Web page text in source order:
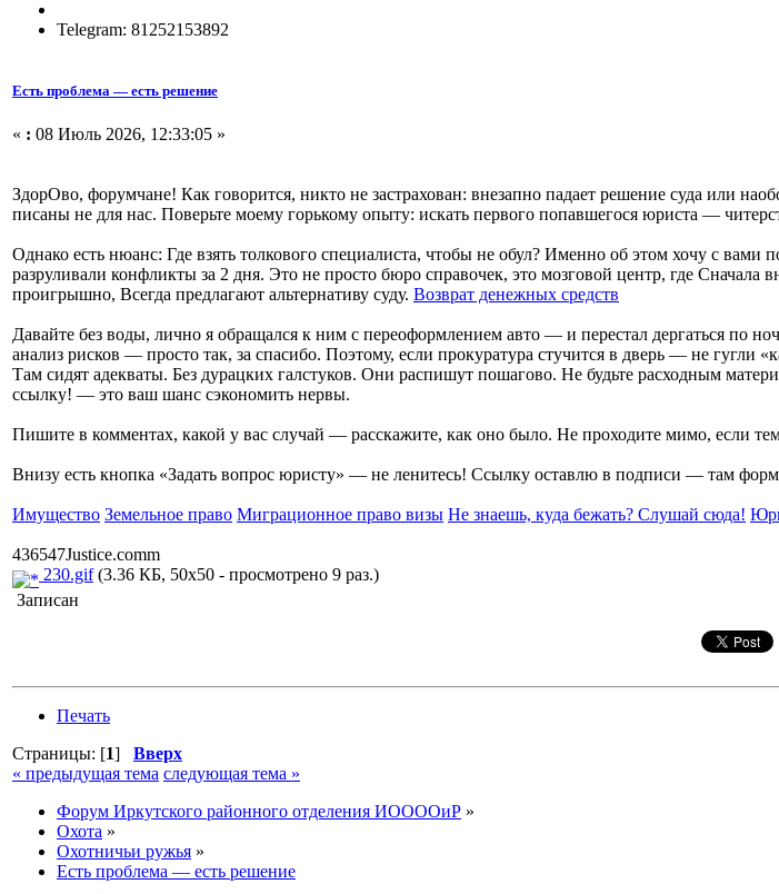
Telegram: 81252153892
Есть проблема — есть решение
« : 08 Июль 2026, 12:33:05 »
ЗдорОво, форумчане! Как говорится, никто не застрахован: внезапно падает решение суда или
писаны не для нас. Поверьте моему горькому опыту: искать первого попавшегося юриста —
Однако есть нюанс: Где взять толкового специалиста, чтобы не обул? Именно об этом хочу с вами
разруливали конфликты за 2 дня. Это не просто бюро справочек, это мозговой центр, где
проигрышно, Всегда предлагают альтернативу суду. Возврат денежных средств
Давайте без воды, лично я обращался к ним с переоформлением авто — и перестал дергаться по
анализ рисков — просто так, за спасибо. Поэтому, если прокуратура стучится в дверь — не
Там сидят адекваты. Без дурацких галстуков. Они распишут пошагово. Не будьте расходным
ссылку! — это ваш шанс сэкономить нервы.
Пишите в комментах, какой у вас случай — расскажите, как оно было. Не проходите мимо, если
Внизу есть кнопка «Задать вопрос юристу» — не ленитесь! Ссылку оставлю в подписи — там
Имущество Земельное право Миграционное право визы Не знаешь, куда бежать? Слушай сюда!
436547Justice.comm
230.gif(3.36 КБ, 50x50 - просмотрено 9 раз.)
Записан
Печать
Страницы: [1] Вверх
« предыдущая тема следующая тема »
Форум Иркутского районного отделения ИООООиР »
Охота »
Охотничьи ружья »
Есть проблема — есть решение